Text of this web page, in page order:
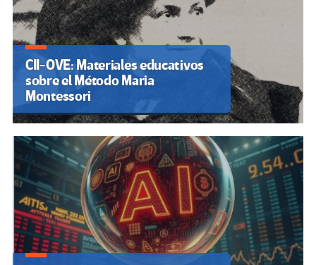
CII-OVE: Materiales educativos
sobre el Método Maria
Montessori